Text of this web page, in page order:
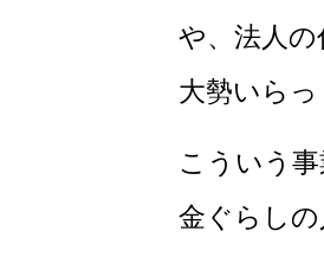
や、法人
大勢いら
こういう
金ぐらし